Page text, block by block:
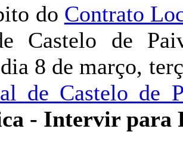
do Contrato
Castelo de
8 de março,
de Castelo de
- Intervir para